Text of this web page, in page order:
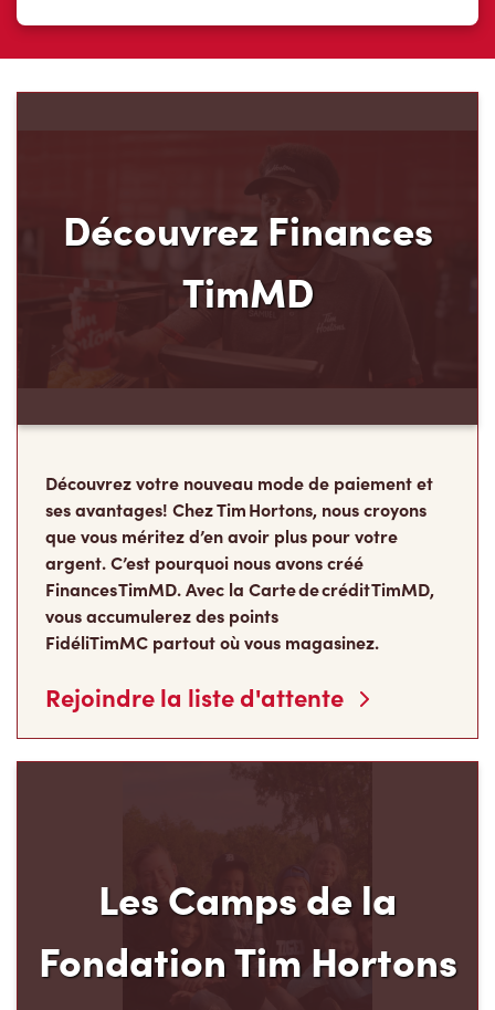
TimMD
Découvrez votre nouveau mode de paiement et
que vous méritez d’en avoir plus pour votre
argent. C’est pourquoi nous avons créé
Finances TimMD. Avec la Carte de crédit TimMD,
vous accumulerez des points
FidéliTimMC partout où vous magasinez.
Rejoindre la liste d'attente
Fondation Tim Hortons